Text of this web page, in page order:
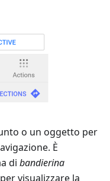
o un oggetto per
È
di bandierina
visualizzare la